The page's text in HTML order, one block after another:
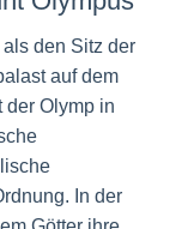
den Sitz der
auf dem
der Olymp in
In der